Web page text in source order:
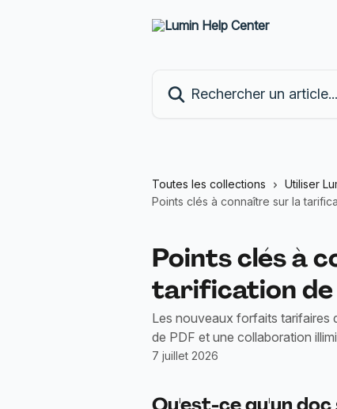
Toutes les collections Utiliser
Points clés à connaître sur la
Points clés à
tarification de
Les nouveaux forfaits tarifaires
de PDF et une collaboration
7 juillet 2026